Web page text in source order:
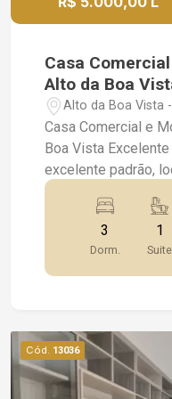
Casa
Alto da Boa
Alto da Boa Vista
Casa Comercial e
Boa Vista Excelente
excelente padrão,
mais valorizadas da
busca conforto,
distribuídos. Características do imóvel: 3
dormitórios, sendo 1 suíte
Lavabo Sala ampla com 3 ambientes Cozinha
planejados Iluminação completa Box blindex nos
banheiros Localização privilegiada no Alto da Boa
Vista, com fácil
3
Dorm.
1
Suite
Cód. 13036